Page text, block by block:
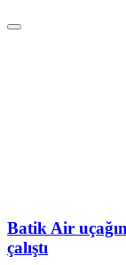
Batik Air
çalıştı